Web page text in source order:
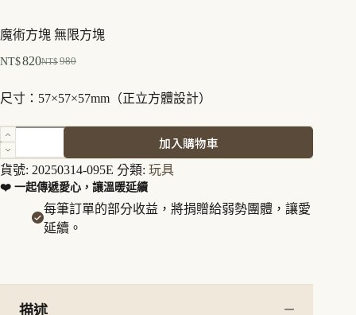
魔術方塊 無限方塊
NT$980
格：
NT$820
格：
尺寸：57×57×57mm（正立方體設計）
魔
術
方
塊
量
加入購物車
貨號: 20250314-095E 分類: 玩具
❤️ 一起傳遞愛心，讓溫暖延續
每筆訂單的部分收益，將捐贈給弱勢團體，讓愛
延續。
描述